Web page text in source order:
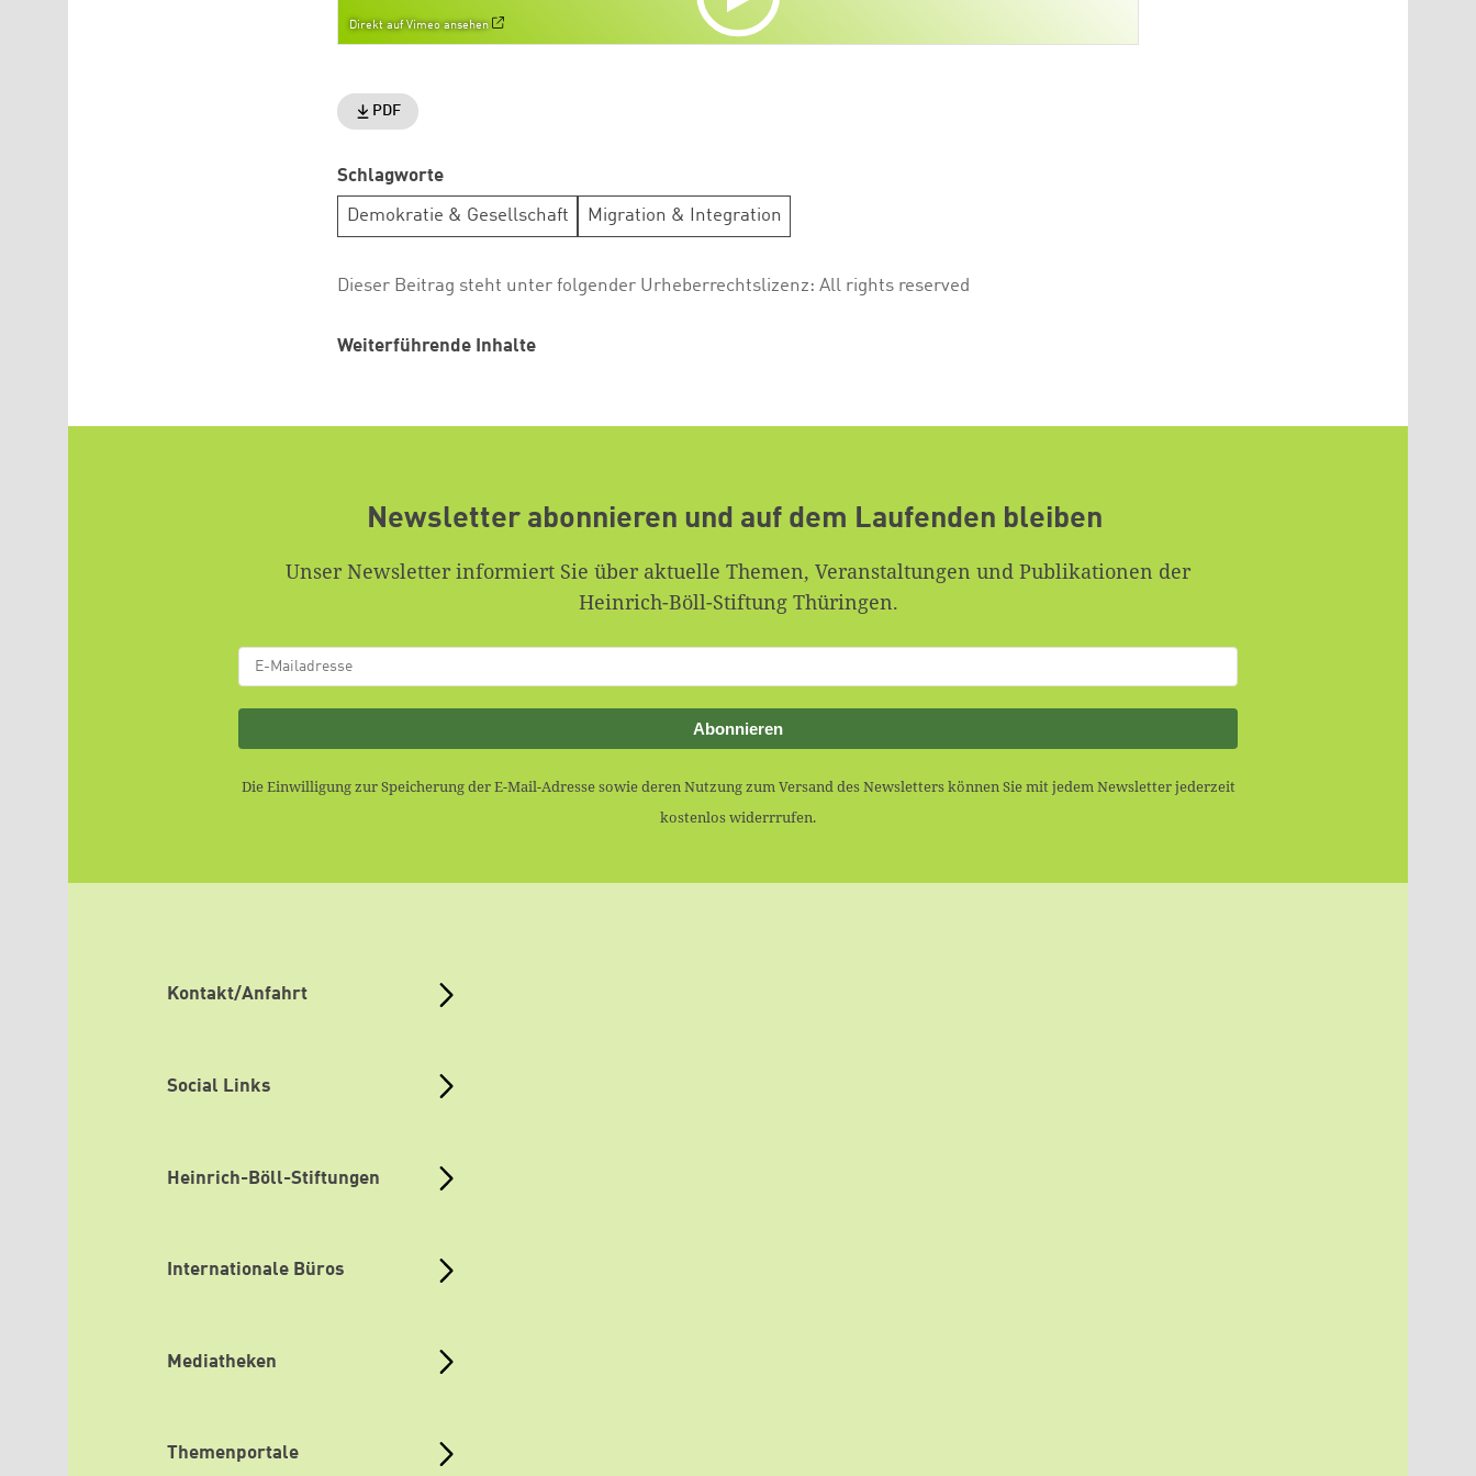
Direkt auf Vimeo ansehen
PDF
Schlagworte
Demokratie & Gesellschaft Migration & Integration
Dieser Beitrag steht unter folgender Urheberrechtslizenz: All rights reserved
Weiterführende Inhalte
Newsletter abonnieren und auf dem Laufenden bleiben
Unser Newsletter informiert Sie über aktuelle Themen, Veranstaltungen und Publikationen der
Heinrich-Böll-Stiftung Thüringen.
Abonnieren
Die Einwilligung zur Speicherung der E-Mail-Adresse sowie deren Nutzung zum Versand des Newsletters können Sie mit jedem Newsletter jederzeit
kostenlos widerrrufen.
Kontakt/Anfahrt
Social Links
Heinrich-Böll-Stiftungen
Internationale Büros
Mediatheken
Themenportale